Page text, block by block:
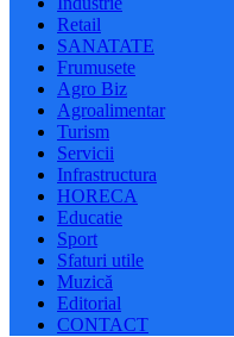
Retail
SANATATE
Frumusete
Agro Biz
Agroalimentar
Turism
Servicii
Infrastructura
HORECA
Educatie
Sport
Sfaturi utile
Muzică
Editorial
CONTACT